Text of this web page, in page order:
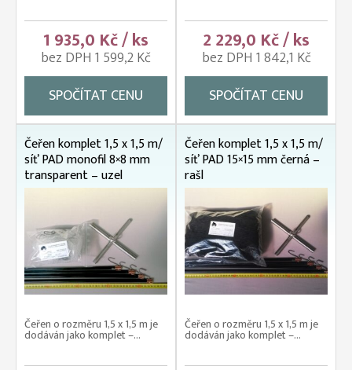
1 935,0 Kč / ks
bez DPH 1 599,2 Kč
SPOČÍTAT CENU
2 229,0 Kč / ks
bez DPH 1 842,1 Kč
SPOČÍTAT CENU
Čeřen komplet 1,5 x 1,5 m/
síť PAD monofil 8×8 mm
transparent – uzel
Čeřen o rozměru 1,5 x 1,5 m je
dodáván jako komplet –...
Čeřen komplet 1,5 x 1,5 m/
síť PAD 15×15 mm černá –
rašl
Čeřen o rozměru 1,5 x 1,5 m je
dodáván jako komplet –...